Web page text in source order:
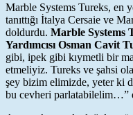
Marble Systems Tureks, en
tanıttığı İtalya Cersaie ve
doldurdu. Marble Systems
Yardımcısı Osman Cavit
gibi, ipek gibi kıymetli bir
etmeliyiz. Tureks ve şahsi
şey bizim elimizde, yeter ki
bu cevheri parlatabilelim…”